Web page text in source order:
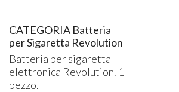
CATEGORIA Batteria
per Sigaretta Revolution
Batteria per sigaretta
elettronica Revolution. 1
pezzo.